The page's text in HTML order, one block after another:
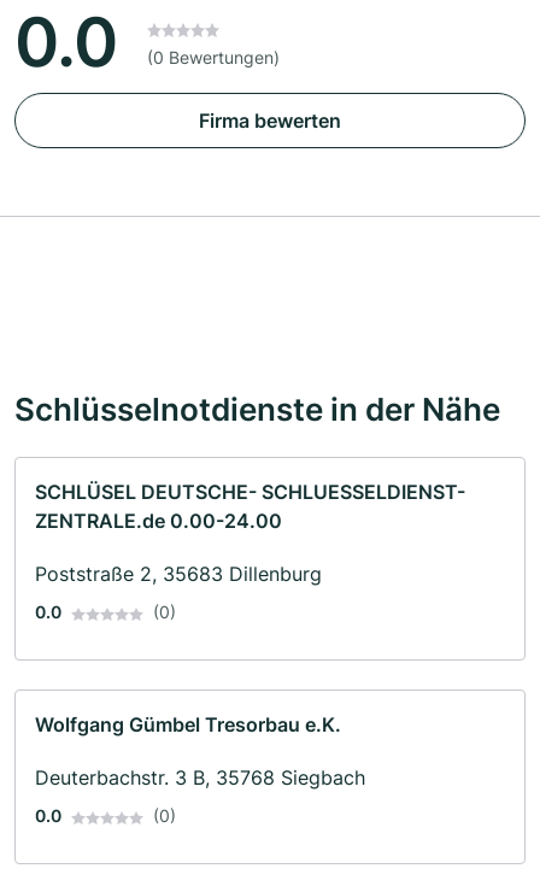
0.0 (0 Bewertungen)
Firma bewerten
Schlüsselnotdienste in der Nähe
SCHLÜSEL DEUTSCHE- SCHLUESSELDIENST-
ZENTRALE.de 0.00-24.00
Poststraße 2, 35683 Dillenburg
0.0 (0)
Wolfgang Gümbel Tresorbau e.K.
Deuterbachstr. 3 B, 35768 Siegbach
0.0 (0)